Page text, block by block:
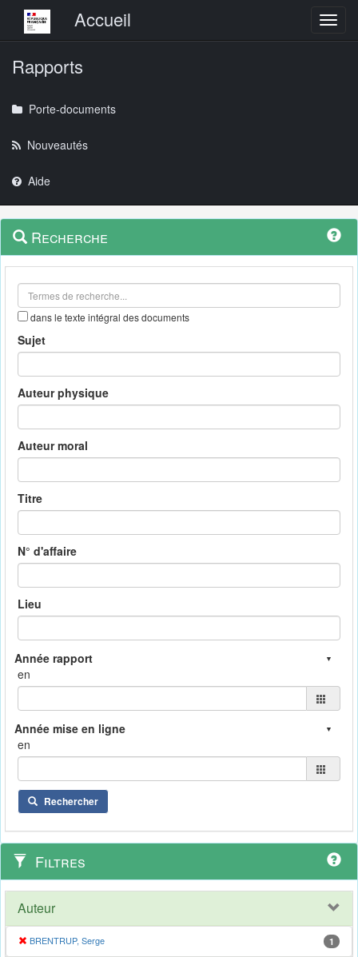
Menu principalAccueil
Rapports
Porte-documents
Nouveautés
Aide
Navigation
outils
Menu
contextuel
Recherche
dans le texte intégral des documents
Sujet
Auteur physique
Auteur moral
Titre
N° d'affaire
Lieu
en
en
Rechercher
Filtres
Auteur
BRENTRUP, Serge 1